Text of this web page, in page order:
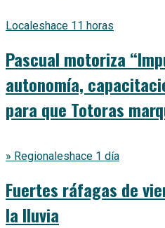
Localeshace 11 horas
Pascual motoriza
autonomía,
para que Totoras
» Regionaleshace 1 día
Fuertes ráfagas de
la lluvia